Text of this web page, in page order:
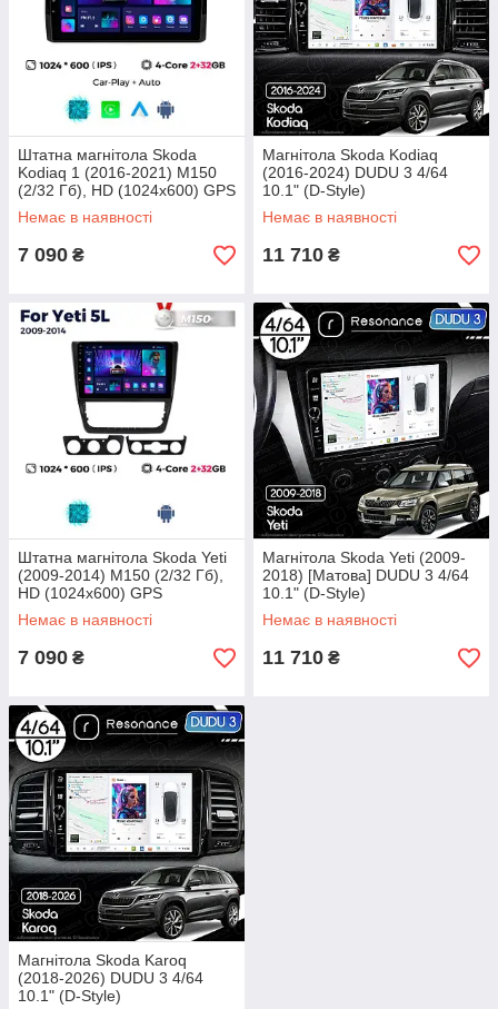
Штатна магнітола Skoda
Kodiaq 1 (2016-2021) M150
(2/32 Гб), HD (1024x600) GPS
CarPlay
Немає в наявності
7 090 ₴
Магнітола Skoda Kodiaq
(2016-2024) DUDU 3 4/64
10.1" (D-Style)
Немає в наявності
11 710 ₴
Штатна магнітола Skoda Yeti
(2009-2014) M150 (2/32 Гб),
HD (1024x600) GPS
Немає в наявності
7 090 ₴
Магнітола Skoda Yeti (2009-
2018) [Матова] DUDU 3 4/64
10.1" (D-Style)
Немає в наявності
11 710 ₴
Магнітола Skoda Karoq
(2018-2026) DUDU 3 4/64
10.1" (D-Style)